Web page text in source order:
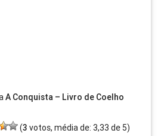
A Conquista – Livro de Coelho
(3 votos, média de:3,33 de 5)